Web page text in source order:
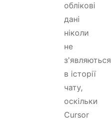
облікові
дані
ніколи
не
з'являються
в історії
чату,
оскільки
Cursor